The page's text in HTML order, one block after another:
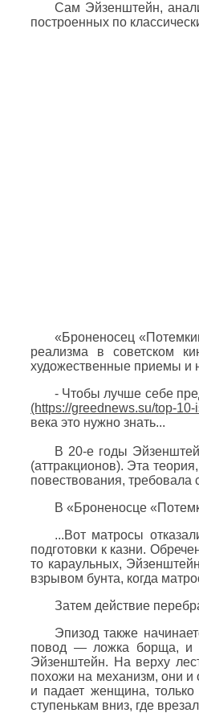
Сам Эйзенштейн,
построенных по
«Броненосец
реализма в советском
художественные приемы и
- Чтобы лучше себе
века это нужно знать...
В 20-е годы
(аттракционов). Эта
повествования,
В «Броненосце
...Вот матросы
подготовки к казни.
то караульных,
взрывом бунта, когда
Затем действие
Эпизод также
повод — ложка борща, и
Эйзенштейн. На верху
похожи на механизм, они
и падает женщина,
ступенькам вниз, где